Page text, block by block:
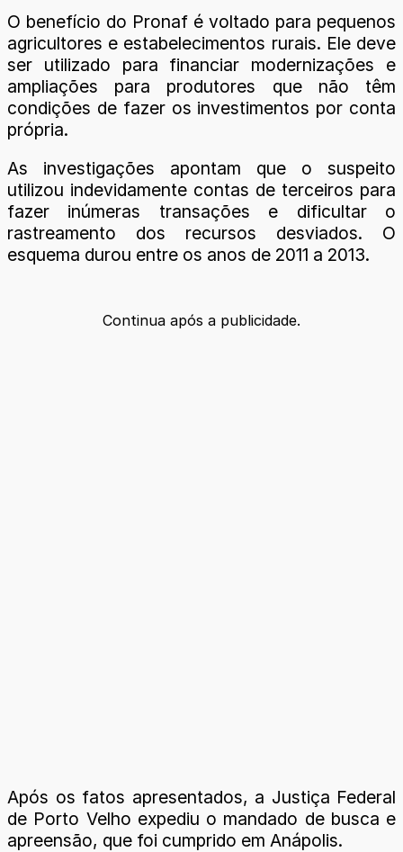
O benefício do Pronaf é voltado para pequenos
agricultores e estabelecimentos rurais. Ele deve
ser utilizado para financiar modernizações e
ampliações para produtores que não têm
condições de fazer os investimentos por conta
própria.
As investigações apontam que o suspeito
utilizou indevidamente contas de terceiros para
fazer inúmeras transações e dificultar o
rastreamento dos recursos desviados. O
esquema durou entre os anos de 2011 a 2013.
Continua após a publicidade.
Após os fatos apresentados, a Justiça Federal
de Porto Velho expediu o mandado de busca e
apreensão, que foi cumprido em Anápolis.